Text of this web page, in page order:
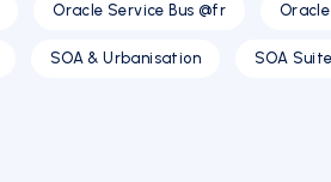
Oracle Service Bus @fr
SOA & Urbanisation SOA